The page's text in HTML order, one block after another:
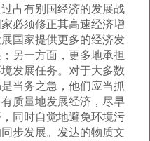
占有别国经济的发展战
必须修正其高速经济增
国家提供更多的经济发
另一方面，更多地承担
发展任务。对于大多数
当务之急，他们应当抓
质量地发展经济，尽早
同时自觉地避免环境污
步发展。发达的物质文